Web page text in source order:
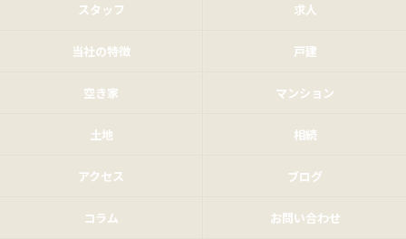
スタッフ 求人
当社の特徴 戸建
空き家 マンション
土地 相続
アクセス ブログ
コラム お問い合わせ